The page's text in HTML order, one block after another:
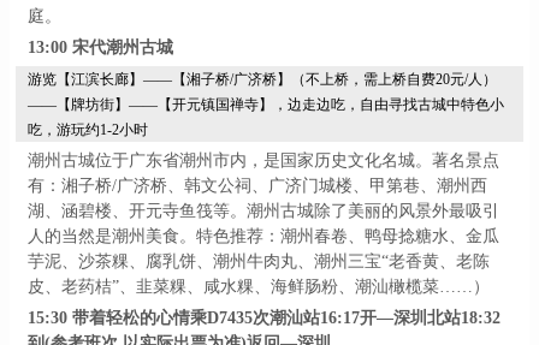
庭。
13:00 宋代潮州古城
游览【江滨长廊】 ——【湘子桥/广济桥】（不上桥 ，需上桥自费20元/人 ）
——【牌坊街】——【开元镇国禅寺】，边走边吃，自由寻找古城中特色小
吃，游玩约1-2小时
潮州古城位于广东省潮州市内，是国家历史文化名城。著名景点
有：湘子桥/广济桥、韩文公祠、广济门城楼、甲第巷、潮州西
湖、涵碧楼、开元寺鱼筏等。 潮州古城除了美丽的风景外最吸引
人的当然是潮州美食。特色推荐：潮州春卷、鸭母捻糖水、金瓜
芋泥、沙茶粿、腐乳饼、潮州牛肉丸、潮州三宝“老香黄、老陈
皮、老药桔”、韭菜粿、咸水粿、海鲜肠粉、潮汕橄榄菜……）
15:30 带着轻松的心情乘D7435次潮汕站16:17开—深圳北站18:32